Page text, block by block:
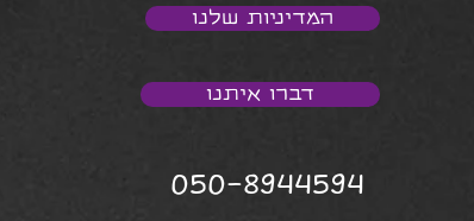
המדיניות שלנו
דברו איתנו
050-8944594